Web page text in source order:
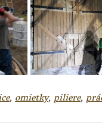
, omietky, piliere,